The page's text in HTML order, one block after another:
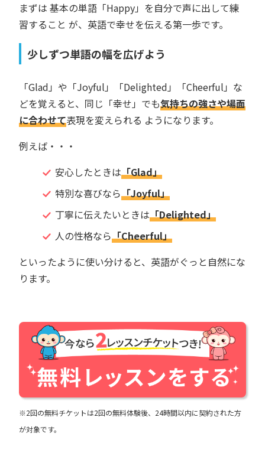
まずは 基本の単語「Happy」を自分で声に出して練
習すること が、英語で幸せを伝える第一歩です。
少しずつ単語の幅を広げよう
「Glad」や「Joyful」「Delighted」「Cheerful」な
どを覚えると、同じ「幸せ」でも気持ちの強さや場面
に合わせて表現を変えられる ようになります。
例えば・・・
安心したときは「Glad」
特別な喜びなら「Joyful」
丁寧に伝えたいときは「Delighted」
人の性格なら「Cheerful」
といったように使い分けると、英語がぐっと自然にな
ります。
※2回の無料チケットは2回の無料体験後、24時間以内に契約された方
が対象です。